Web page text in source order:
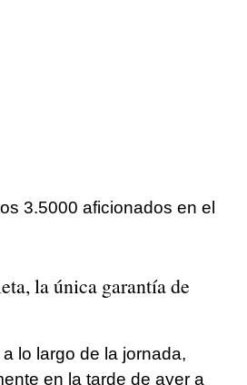
3.5000 aficionados en el
la única garantía de
lo largo de la jornada,
en la tarde de ayer a